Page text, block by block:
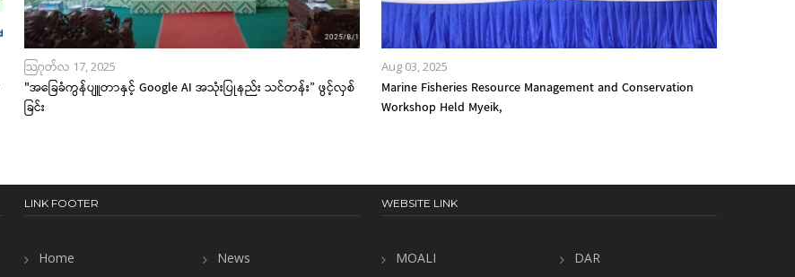
သြဂုတ်လ 17, 2025
"အခြေခံကွန်ပျူတာနှင့် Google AI အသုံးပြုနည်း သင်တန်း” ဖွင့်လှစ်
ခြင်း
Aug 03, 2025
Marine Fisheries Resource Management and Conservation
Workshop Held Myeik,
LINK FOOTER
Home News
WEBSITE LINK
MOALI DAR